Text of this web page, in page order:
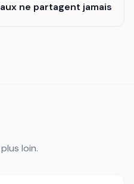
ne partagent jamais
loin.